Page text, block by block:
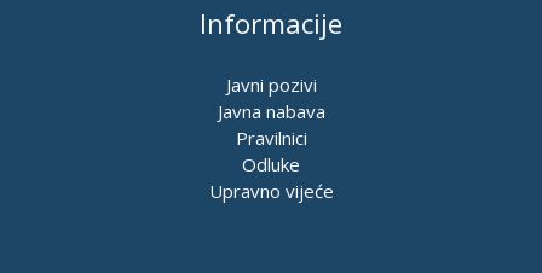
Informacije
Javni pozivi
Javna nabava
Pravilnici
Odluke
Upravno vijeće